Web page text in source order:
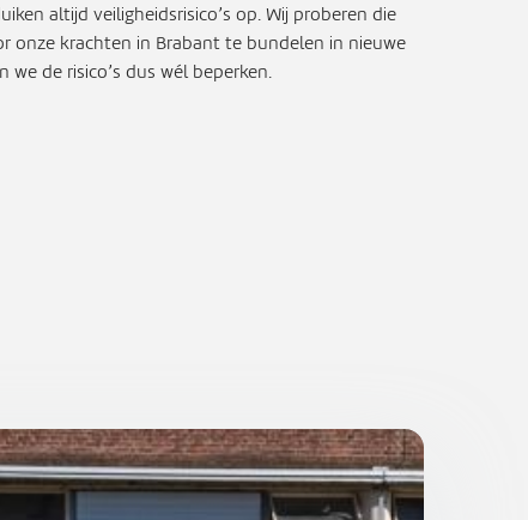
altijd veiligheidsrisico’s op. Wij proberen die
onze krachten in Brabant te bundelen in nieuwe
de risico’s dus wél beperken.